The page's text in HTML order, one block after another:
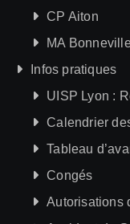
CP Aiton
MA
Infos pratiques
UISP Lyon :
Calendrier
Tableau
Congés
Autorisations